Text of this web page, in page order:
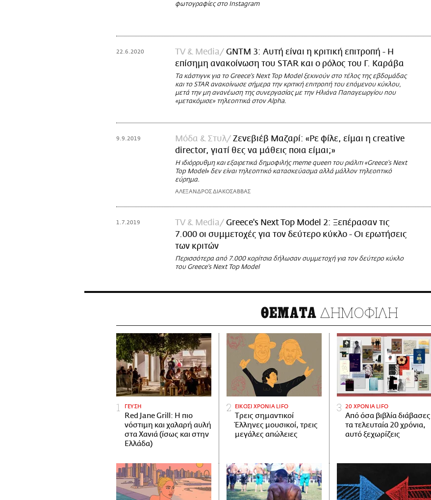
φωτογραφίες στο Instagram
22.6.2020 TV & Media
GNTM 3: Αυτή είναι η κριτική επιτροπή - Η
επίσημη ανακοίνωση του STAR και ο ρόλος του Γ. Καράβα
Τα κάστιγνκ για το Greece's Next Top Model ξεκινούν στο τέλος της εβδομάδας
και το STAR ανακοίνωσε σήμερα την κριτική επιτροπή του επόμενου κύκλου,
μετά την μη ανανέωση της συνεργασίας με την Ηλιάνα Παπαγεωργίου που
«μετακόμισε» τηλεοπτικά στον Alpha.
9.9.2019 Μόδα & Στυλ
Ζενεβιέβ Μαζαρί: «Ρε φίλε, είμαι η creative
director, γιατί θες να μάθεις ποια είμαι;»
Η ιδιόρρυθμη και εξαιρετικά δημοφιλής meme queen του ριάλιτι «Greece’s Next
Top Model» δεν είναι τηλεοπτικό κατασκεύασμα αλλά μάλλον τηλεοπτικό
εύρημα.
ΑΛΕΞΑΝΔΡΟΣ ΔΙΑΚΟΣΑΒΒΑΣ
1.7.2019 TV & Media
Greece's Next Top Model 2: Ξεπέρασαν τις
7.000 οι συμμετοχές για τον δεύτερο κύκλο - Οι ερωτήσεις
των κριτών
Περισσότερα από 7.000 κορίτσια δήλωσαν συμμετοχή για τον δεύτερο κύκλο
του Greece's Next Top Model
ΘΕΜΑΤΑ ΔΗΜΟΦΙΛΗ
ΓΕΥΣΗ
Red Jane Grill: Η πιο
νόστιμη και χαλαρή αυλή
στα Χανιά (ίσως και στην
Ελλάδα)
ΕΙΚΟΣΙ ΧΡΟΝΙΑ LIFO
Tρεις σημαντικοί
Έλληνες μουσικοί, τρεις
μεγάλες απώλειες
20 ΧΡΟΝΙΑ LIFO
Από όσα βιβλία διάβασες
τα τελευταία 20 χρόνια,
αυτό ξεχωρίζεις